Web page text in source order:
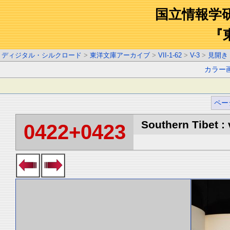
国立情報学
『
ディジタル・シルクロード > 東洋文庫アーカイブ > VII-1-62 > V-3 > 見開き
カラー
ペー
0422+0423 Southern Tibet :